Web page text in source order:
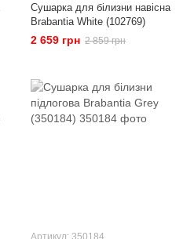
Сушарка для білизни навісна
Brabantia White (102769)
2 659 грн 2 859 грн
Артикул: 350184